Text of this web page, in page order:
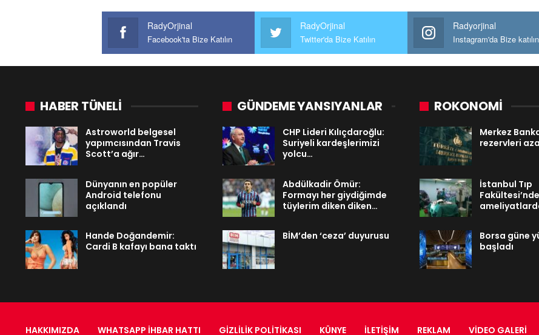
RadyOrjinal
Facebook'ta Bize Katılın
RadyOrjinal
Twitter'da Bize Katılın
Radyorjinal
Instagram'da Bize katılın
HABER TÜNELİ
Astroworld belgesel
yapımcısından Travis
Scott’a ağır…
Dünyanın en popüler
Android telefonu
açıklandı
Hande Doğandemir:
Cardi B kafayı bana taktı
GÜNDEME YANSIYANLAR
CHP Lideri Kılıçdaroğlu:
Suriyeli kardeşlerimizi
yolcu…
Abdülkadir Ömür:
Formayı her giydiğimde
tüylerim diken diken…
BİM’den ‘ceza’ duyurusu
ROKONOMİ
Merkez
rezervleri
İstanbul Tıp
Fakültesi’nde
Borsa güne
başladı
HAKKIMIZDA WHATSAPP İHBAR HATTI GIZLILIK POLITIKASI KÜNYE İLETIŞIM REKLAM VIDEO GALERI